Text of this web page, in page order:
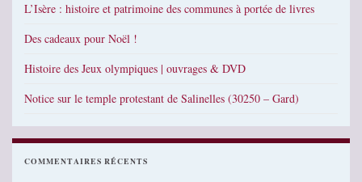
L’Isère : histoire et patrimoine des communes à portée de livres
Des cadeaux pour Noël !
Histoire des Jeux olympiques | ouvrages & DVD
Notice sur le temple protestant de Salinelles (30250 – Gard)
COMMENTAIRES RÉCENTS